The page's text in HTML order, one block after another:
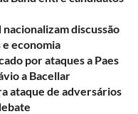
discussão
economia
por ataques a Paes
a Bacellar
ataque de adversários